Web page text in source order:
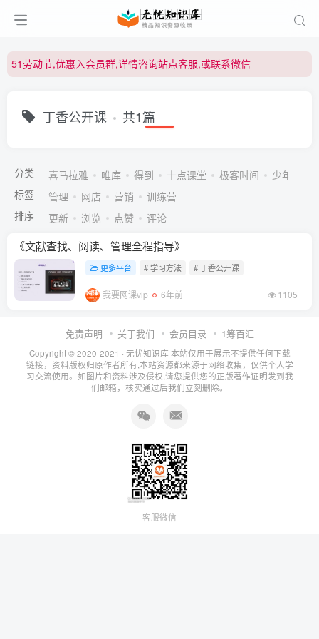
51劳动节,优惠入会员群,详情咨询站点客服,或联系微信
51劳动节,优惠入会员群,详情咨询站点客服,或联系微信
丁香公开课 共1篇
分类 喜马拉雅 唯库 得到 十点课堂 极客时间
少年得到
标签
管理 网店 营销
训练营
排序
更新 浏览 点赞 评论
《文献查找、阅读、管理全程指导》
更多平台 # 学习方法 # 丁香公开课
我要网课vip 6年前 1105
免责声明 关于我们 会员目录 1筹百汇
Copyright © 2020-2021 · 无忧知识库 本站仅用于展示不提供任何下载
链接，资料版权归原作者所有,本站资源都来源于网络收集，仅供个人学
习交流使用。如图片和资料涉及侵权,请您提供您的正版著作证明发到我
们邮箱，核实通过后我们立刻删除。
客服微信